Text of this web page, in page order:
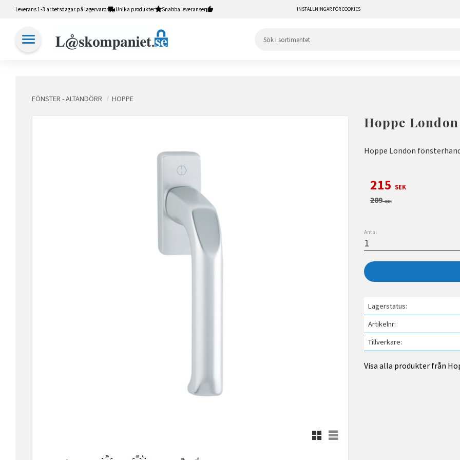
Leverans 1-3 arbetsdagar på lagervaror Unika produkter Snabba leveranser INSTÄLLNINGAR FÖR COOKIES
FÖNSTER - ALTANDÖRR HOPPE
Hoppe
Hoppe London
Rutnätsvy
Listvy
Nedsatt pris:
215 SEK
Ordinarie pris:
289SEK
Antal
Lagerstatus
Artikelnr
Tillverkare
Visa alla produkter från